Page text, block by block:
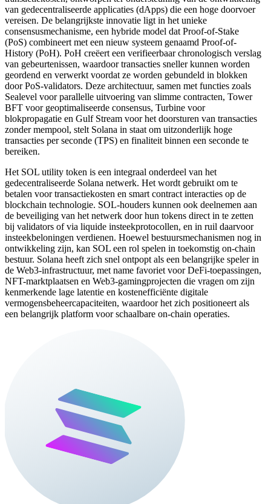
van gedecentraliseerde applicaties (dApps) die een hoge doorvoer
vereisen. De belangrijkste innovatie ligt in het unieke
consensusmechanisme, een hybride model dat Proof-of-Stake
(PoS) combineert met een nieuw systeem genaamd Proof-of-
History (PoH). PoH creëert een verifieerbaar chronologisch verslag
van gebeurtenissen, waardoor transacties sneller kunnen worden
geordend en verwerkt voordat ze worden gebundeld in blokken
door PoS-validators. Deze architectuur, samen met functies zoals
Sealevel voor parallelle uitvoering van slimme contracten, Tower
BFT voor geoptimaliseerde consensus, Turbine voor
blokpropagatie en Gulf Stream voor het doorsturen van transacties
zonder mempool, stelt Solana in staat om uitzonderlijk hoge
transacties per seconde (TPS) en finaliteit binnen een seconde te
bereiken.
Het SOL utility token is een integraal onderdeel van het
gedecentraliseerde Solana netwerk. Het wordt gebruikt om te
betalen voor transactiekosten en smart contract interacties op de
blockchain technologie. SOL-houders kunnen ook deelnemen aan
de beveiliging van het netwerk door hun tokens direct in te zetten
bij validators of via liquide insteekprotocollen, en in ruil daarvoor
insteekbeloningen verdienen. Hoewel bestuursmechanismen nog in
ontwikkeling zijn, kan SOL een rol spelen in toekomstig on-chain
bestuur. Solana heeft zich snel ontpopt als een belangrijke speler in
de Web3-infrastructuur, met name favoriet voor DeFi-toepassingen,
NFT-marktplaatsen en Web3-gamingprojecten die vragen om zijn
kenmerkende lage latentie en kostenefficiënte digitale
vermogensbeheercapaciteiten, waardoor het zich positioneert als
een belangrijk platform voor schaalbare on-chain operaties.